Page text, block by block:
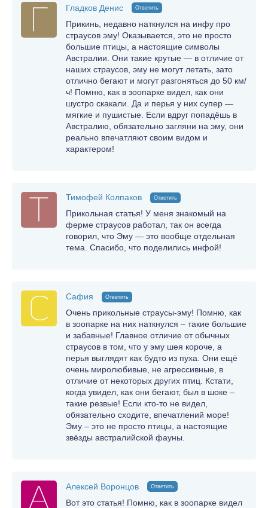
Гладков Денис Ответить
Прикинь, недавно наткнулся на инфу про
страусов эму! Оказывается, это не просто
большие птицы, а настоящие символы
Австралии. Они такие крутые — в отличие от
наших страусов, эму не могут летать, зато
отлично бегают и могут разгоняться до 50 км/
ч! Помню, как в зоопарке видел, как они
шустро скакали. Да и перья у них супер —
мягкие и пушистые. Если вдруг попадёшь в
Австралию, обязательно загляни на эму, они
реально впечатляют своим видом и
характером!
Тимофей Колпаков Ответить
Прикольная статья! У меня знакомый на
ферме страусов работал, так он всегда
говорил, что Эму — это вообще отдельная
тема. Спасибо, что поделились инфой!
Сафия Ответить
Очень прикольные страусы-эму! Помню, как
в зоопарке на них наткнулся – такие большие
и забавные! Главное отличие от обычных
страусов в том, что у эму шея короче, а
перья выглядят как будто из пуха. Они ещё
очень миролюбивые, не агрессивные, в
отличие от некоторых других птиц. Кстати,
когда увидел, как они бегают, был в шоке –
такие резвые! Если кто-то не видел,
обязательно сходите, впечатлений море!
Эму – это не просто птицы, а настоящие
звёзды австралийской фауны.
Алексей Воронцов Ответить
Вот это статья! Помню, как в зоопарке видел